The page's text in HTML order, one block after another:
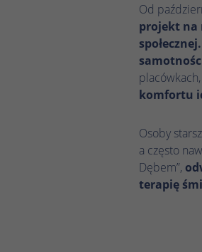
Od
projekt na
społecznej.
placówkach,
komfortu
Osoby
a często
Dębem”,
terapię